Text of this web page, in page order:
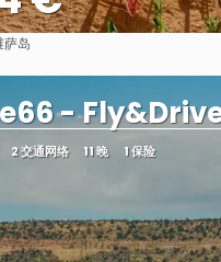
萨岛
-
2 交通网络 11 晚 1 保险